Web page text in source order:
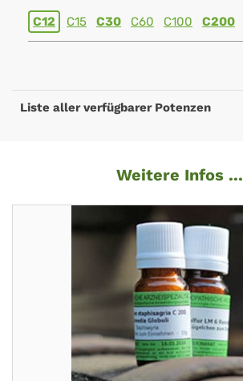
C12 C15 C30 C60 C100 C200
Liste aller verfügbarer Potenzen
Weitere Infos ...